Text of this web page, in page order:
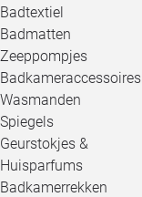
Badtextiel
Badmatten
Zeeppompjes
Badkameraccessoires
Wasmanden
Spiegels
Geurstokjes &
Huisparfums
Badkamerrekken